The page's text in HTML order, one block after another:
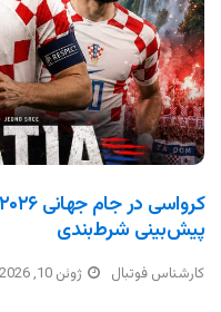
پیش‌بینی شرط‌بندی
کارشناس فوتبال ژوئن 10, 2026